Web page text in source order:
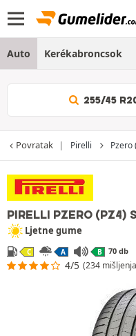
Auto Kerékabroncsok
255/45
Povratak Pirelli Pzero
PIRELLI PZERO (PZ4)
Ljetne gume
C A B 70 db
4/5 (234